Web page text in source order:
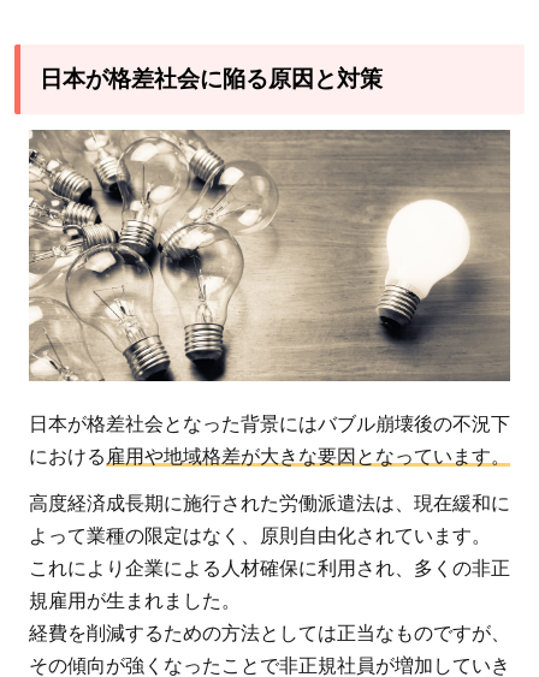
日本が格差社会に陥る原因と対策
日本が格差社会となった背景にはバブル崩壊後の不況下
における 雇用や地域格差が大きな要因となっています。
高度経済成長期に施行された労働派遣法は、現在緩和に
よって業種の限定はなく、原則自由化されています。
これにより企業による人材確保に利用され、多くの非正
規雇用が生まれました。
経費を削減するための方法としては正当なものですが、
その傾向が強くなったことで非正規社員が増加していき